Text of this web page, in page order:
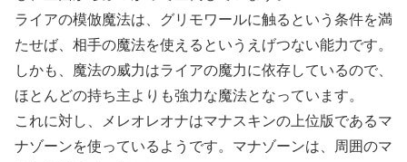
ライアの模倣魔法は、グリモワールに触るという条件を満
たせば、相手の魔法を使えるというえげつない能力です。
しかも、魔法の威力はライアの魔力に依存しているので、
ほとんどの持ち主よりも強力な魔法となっています。
これに対し、メレオレオナはマナスキンの上位版であるマ
ナゾーンを使っているようです。マナゾーンは、周囲のマ